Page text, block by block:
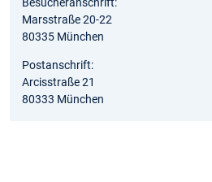
Besucheranschrift:
Marsstraße 20-22
80335 München
Postanschrift:
Arcisstraße 21
80333 München